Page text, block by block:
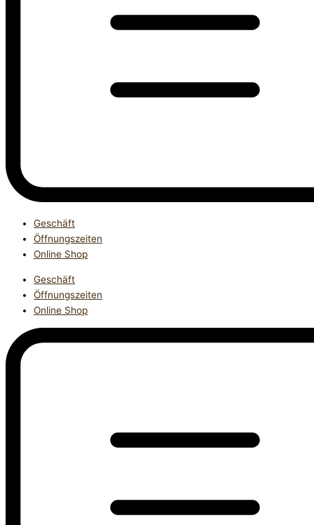
Geschäft
Öffnungszeiten
Online Shop
Geschäft
Öffnungszeiten
Online Shop